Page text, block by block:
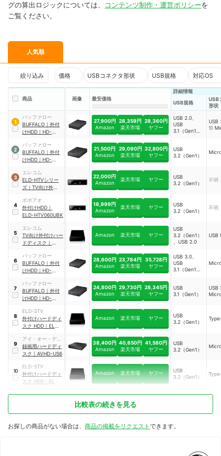
グの算出ロジックについては、
コンテンツ制作・運営ポリシーを
ご覧ください。
人気順
絞り込み 価格 USBコネクタ形状 USB規格 対応OS
商品 画像 最安価格
詳細情報
USB規格
USB
形状
1
バッファロー
BUFFALO ｜ 外付
けHDD ｜ HD-
27,900円
Amazon
28,359円
楽天市場
28,360円
ヤフー
USB 2.0、
USB
3.1（Gen1）
、USB 3.0
USB
1)
2
バッファロー
BUFFALO ｜ 外付
けHDD ｜ HD-
21,500円
Amazon
29,090円
楽天市場
32,800円
ヤフー
USB
3.2（Gen1）
3
エレコム
ELD-HTVシリー
ズ ｜ TV向け外付け
ELD-HTV060UBK
22,000円
Amazon
楽天市場 ヤフー
USB
3.2（Gen1）
不明
4
ポポアオ
外付けHDD ｜
ELD-HTV060UBK
18,999円
Amazon
楽天市場 ヤフー
USB
3.2（Gen1）
不明
5
エレコム
TV向け外付けハー
ドディスク ｜
Amazon 楽天市場 ヤフー
USB
3.2（Gen1）
、USB 2.0
USB
6
バッファロー
BUFFALO ｜ 外付
けHDD ｜ HD-
28,600円
Amazon
23,784円
楽天市場
35,728円
ヤフー
USB 3.0、
USB
3.1（Gen1）
、USB 2.0
7
バッファロー
BUFFALO ｜ 外付
けHDD ｜ HD-
24,800円
Amazon
29,730円
楽天市場
28,345円
ヤフー
USB
3.1（Gen1）
USB
8
ELD-STV
外付けハードディ
スク HDD ｜ ELD-
Amazon 楽天市場 ヤフー
USB
3.2（Gen1）
9
アイ・オー・デー
タ機器
録画用ハードディ
スク ｜ AVHD-US6
38,400円
Amazon
40,650円
楽天市場
41,580円
ヤフー
USB
3.2（Gen1）
10
ELD-STV
外付けハードディ
スク HDD
ELD-
Amazon 楽天市場 ヤフー
USB
3.2（Gen1）
比較表の続きを見る
お探しの商品がない場合は、 商品の掲載をリクエスト できます。